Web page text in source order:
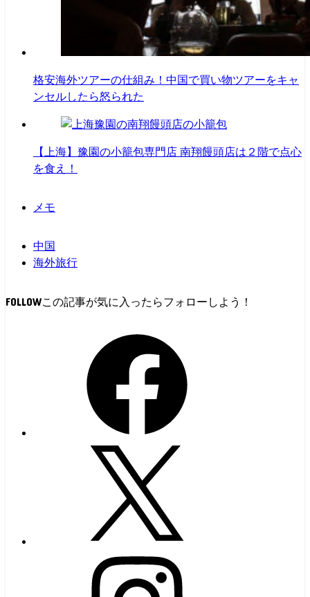
格安海外ツアーの仕組み！中国で買い物ツアーをキャ
ンセルしたら怒られた
【上海】豫園の小籠包専門店 南翔饅頭店は２階で点心
を食え！
メモ
中国
海外旅行
FOLLOW